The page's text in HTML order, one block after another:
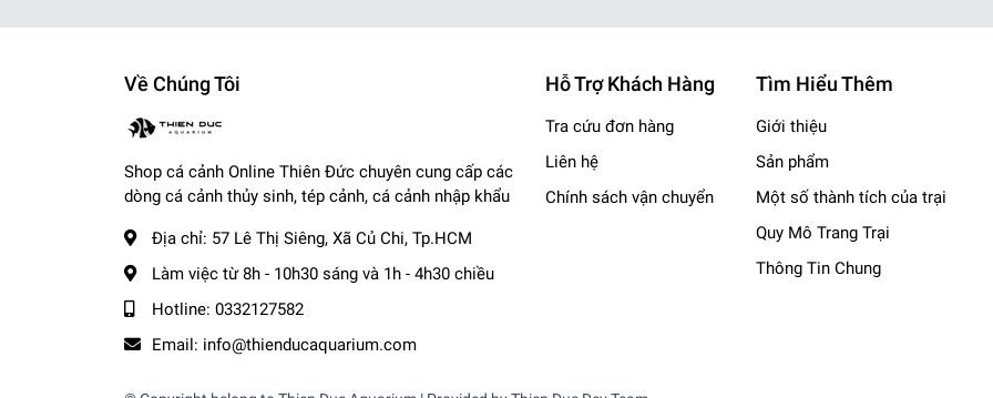
☎️ Hotline (Zalo): 0332127582 / 0982577871
Website:
📧Email : info@thienducaquarium.com
Địa chỉ: 57 Lê Thị Siêng, Ấp Tiền, Tân Thông Hội, Củ Chi
#cacanh #cathuysinh #caneon #cacanhgiare #thuysinhgiare
Cảm ơn quý khách đã tin tưởng và ủng hộ ❤️❤️❤️❤️
Về Chúng Tôi
Shop cá cảnh Online Thiên Đức chuyên cung cấp các
dòng cá cảnh thủy sinh, tép cảnh, cá cảnh nhập khẩu
Địa chỉ: 57 Lê Thị Siêng, Xã Củ Chi, Tp.HCM
Làm việc từ 8h - 10h30 sáng và 1h - 4h30 chiều
Hotline: 0332127582
Email: info@thienducaquarium.com
Hỗ Trợ Khách Hàng
Tra cứu đơn hàng
Liên hệ
Chính sách vận chuyển
Tìm Hiểu Thêm
Giới thiệu
Sản phẩm
Một số thành tích của trại
Quy Mô Trang Trại
Thông Tin Chung